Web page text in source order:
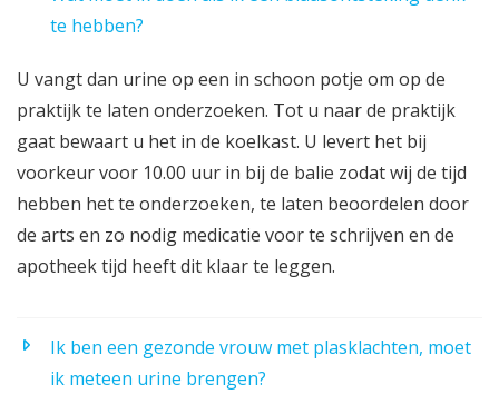
te hebben?
U vangt dan urine op een in schoon potje om op de
praktijk te laten onderzoeken. Tot u naar de praktijk
gaat bewaart u het in de koelkast. U levert het bij
voorkeur voor 10.00 uur in bij de balie zodat wij de tijd
hebben het te onderzoeken, te laten beoordelen door
de arts en zo nodig medicatie voor te schrijven en de
apotheek tijd heeft dit klaar te leggen.
Ik ben een gezonde vrouw met plasklachten, moet
ik meteen urine brengen?